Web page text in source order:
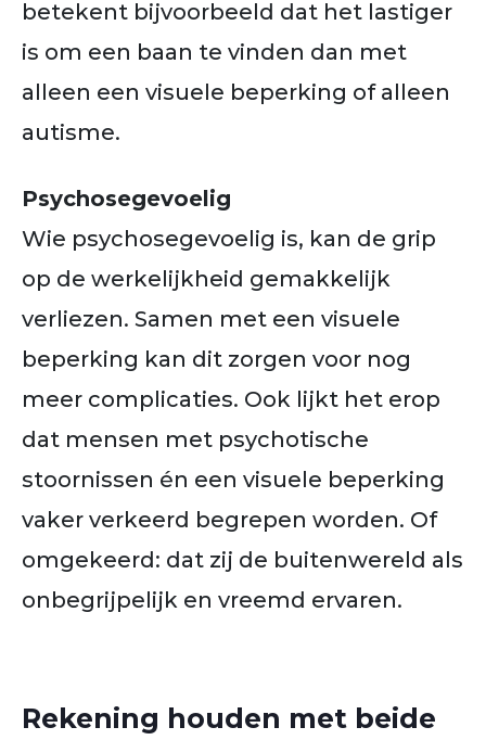
betekent bijvoorbeeld dat het lastiger
is om een baan te vinden dan met
alleen een visuele beperking of alleen
autisme.
Psychosegevoelig
Wie psychosegevoelig is, kan de grip
op de werkelijkheid gemakkelijk
verliezen. Samen met een visuele
beperking kan dit zorgen voor nog
meer complicaties. Ook lijkt het erop
dat mensen met psychotische
stoornissen én een visuele beperking
vaker verkeerd begrepen worden. Of
omgekeerd: dat zij de buitenwereld als
onbegrijpelijk en vreemd ervaren.
Rekening houden met beide